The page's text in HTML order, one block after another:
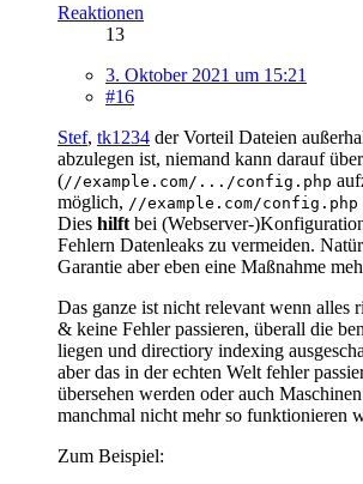
Reaktionen
13
3. Oktober 2021 um 15:21
#16
Stef, tk1234 der Vorteil Dateien
abzulegen ist, niemand kann darauf
(//example.com/.../config.php
möglich, //example.com/config.php
Dies hilft bei (Webserver-
Fehlern Datenleaks zu vermeiden.
Garantie aber eben eine Maßnahme
Das ganze ist nicht relevant wenn alles
& keine Fehler passieren, überall die
liegen und directiory indexing
aber das in der echten Welt fehler
übersehen werden oder auch
manchmal nicht mehr so funktionieren
Zum Beispiel: